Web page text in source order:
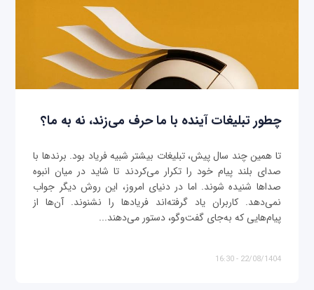
چطور تبلیغات آینده با ما حرف می‌زند، نه به ما؟
تا همین چند سال پیش، تبلیغات بیشتر شبیه فریاد بود. برندها با
صدای بلند پیام خود را تکرار می‌کردند تا شاید در میان انبوه
صداها شنیده شوند. اما در دنیای امروز، این روش دیگر جواب
نمی‌دهد. کاربران یاد گرفته‌اند فریادها را نشنوند. آن‌ها از
پیام‌هایی که به‌جای گفت‌وگو، دستور می‌دهند...
22/08/1404 - 16:30